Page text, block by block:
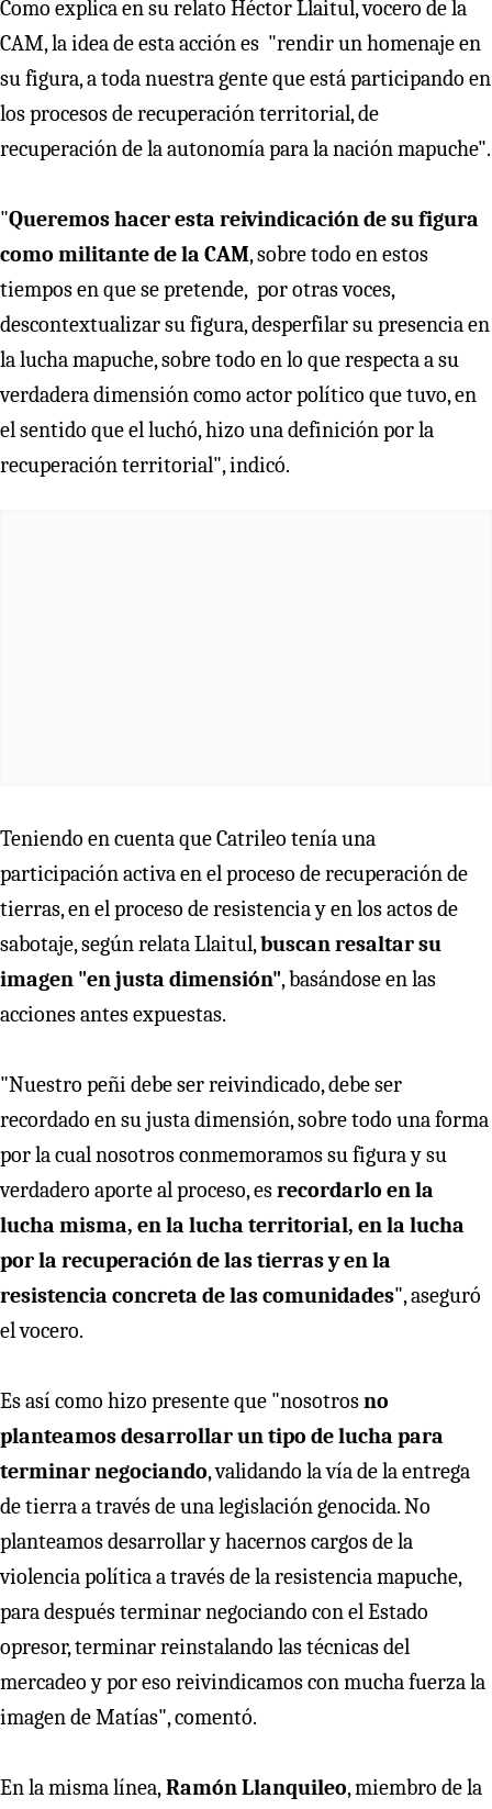
Como explica en su relato Héctor Llaitul, vocero de la
CAM, la idea de esta acción es "rendir un homenaje en
su figura, a toda nuestra gente que está participando en
los procesos de recuperación territorial, de
recuperación de la autonomía para la nación mapuche".
"Queremos hacer esta reivindicación de su figura
como militante de la CAM, sobre todo en estos
tiempos en que se pretende, por otras voces,
descontextualizar su figura, desperfilar su presencia en
la lucha mapuche, sobre todo en lo que respecta a su
verdadera dimensión como actor político que tuvo, en
el sentido que el luchó, hizo una definición por la
recuperación territorial", indicó.
Teniendo en cuenta que Catrileo tenía una
participación activa en el proceso de recuperación de
tierras, en el proceso de resistencia y en los actos de
sabotaje, según relata Llaitul,buscan resaltar su
imagen "en justa dimensión", basándose en las
acciones antes expuestas.
"Nuestro peñi debe ser reivindicado, debe ser
recordado en su justa dimensión, sobre todo una forma
por la cual nosotros conmemoramos su figura y su
verdadero aporte al proceso, esrecordarlo en la
lucha misma, en la lucha territorial, en la lucha
por la recuperación de las tierras y en la
resistencia concreta de las comunidades", aseguró
el vocero.
Es así como hizo presente que "nosotrosno
planteamos desarrollar un tipo de lucha para
terminar negociando, validando la vía de la entrega
de tierra a través de una legislación genocida. No
planteamos desarrollar y hacernos cargos de la
violencia política a través de la resistencia mapuche,
para después terminar negociando con el Estado
opresor, terminar reinstalando las técnicas del
mercadeo y por eso reivindicamos con mucha fuerza la
imagen de Matías", comentó.
En la misma línea,Ramón Llanquileo, miembro de la